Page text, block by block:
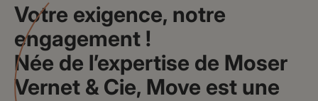
Votre exigence, notre
engagement !
Née de l’expertise de Moser
Vernet & Cie, Move est une